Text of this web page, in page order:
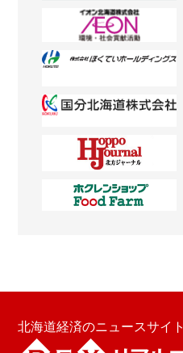
北海道経済のニュースサイト